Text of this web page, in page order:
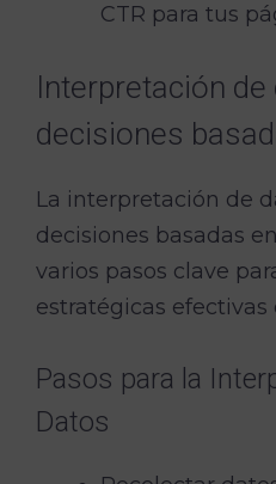
CTR para tus
Interpretación
decisiones
La interpretación de
decisiones basadas
varios pasos clave
estratégicas
Pasos para la
Datos